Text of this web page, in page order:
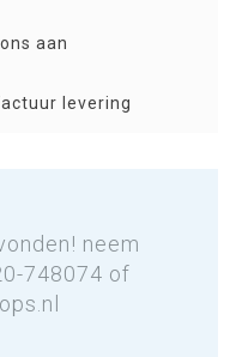
aan
levering
neem
748074 of